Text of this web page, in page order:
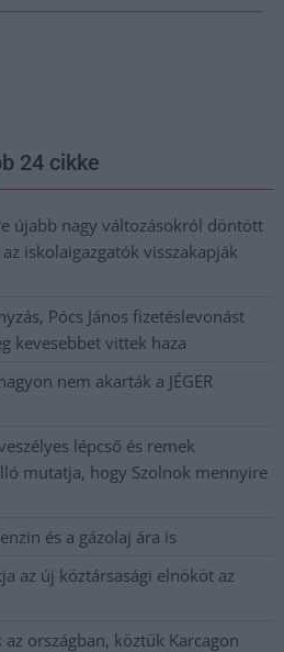
24 cikke
újabb nagy változásokról döntött
iskolaigazgatók visszakapják
Pócs János fizetéslevonást
kevesebbet vittek haza
nem akarták a JÉGER
lépcső és remek
mutatja, hogy Szolnok mennyire
és a gázolaj ára is
az új köztársasági elnököt az
országban, köztük Karcagon